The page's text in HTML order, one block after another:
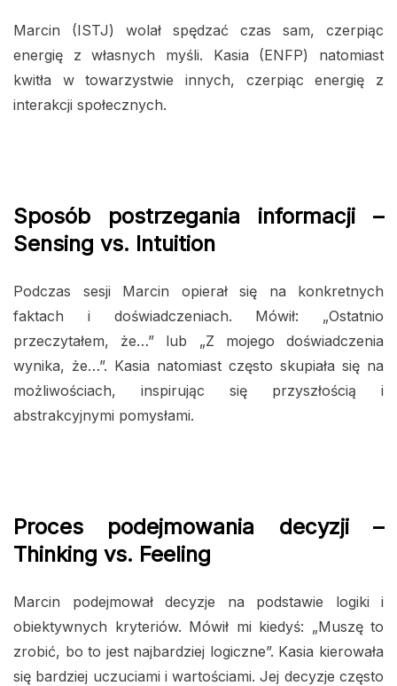
Marcin (ISTJ) wolał spędzać czas sam, czerpiąc
energię z własnych myśli. Kasia (ENFP) natomiast
kwitła w towarzystwie innych, czerpiąc energię z
interakcji społecznych.
Sposób postrzegania informacji –
Sensing vs. Intuition
Podczas sesji Marcin opierał się na konkretnych
faktach i doświadczeniach. Mówił: „Ostatnio
przeczytałem, że…” lub „Z mojego doświadczenia
wynika, że…”. Kasia natomiast często skupiała się na
możliwościach, inspirując się przyszłością i
abstrakcyjnymi pomysłami.
Proces podejmowania decyzji –
Thinking vs. Feeling
Marcin podejmował decyzje na podstawie logiki i
obiektywnych kryteriów. Mówił mi kiedyś: „Muszę to
zrobić, bo to jest najbardziej logiczne”. Kasia kierowała
się bardziej uczuciami i wartościami. Jej decyzje często